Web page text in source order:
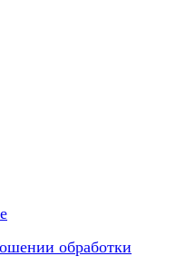
обработки